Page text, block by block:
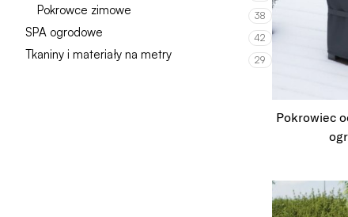
Pokrowce zimowe 38
SPA ogrodowe 42
Tkaniny i materiały na metry 29
Pokrowiec